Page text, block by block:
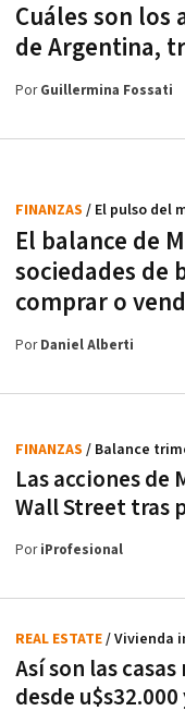
Cuáles son los
de Argentina,
PorGuillermina Fossati
El balance de
sociedades de
comprar o
FINANZAS / El pulso del
PorDaniel Alberti
Las acciones de
Wall Street tras
FINANZAS / Balance
PoriProfesional
Así son las
desde
REAL ESTATE/ Vivienda